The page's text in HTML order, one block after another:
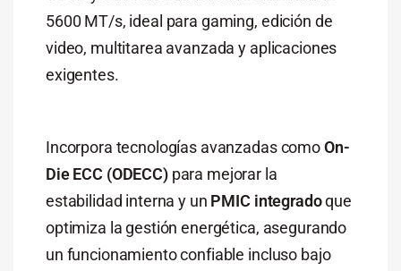
5600 MT/s, ideal para gaming, edición de
video, multitarea avanzada y aplicaciones
exigentes.
Incorpora tecnologías avanzadas comoOn-
Die ECC (ODECC)para mejorar la
estabilidad interna y un PMIC integradoque
optimiza la gestión energética, asegurando
un funcionamiento confiable incluso bajo